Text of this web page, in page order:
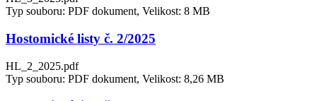
Typ souboru: PDF dokument, Velikost: 8 MB
Hostomické listy č. 2/2025
HL_2_2025.pdf
Typ souboru: PDF dokument, Velikost: 8,26 MB